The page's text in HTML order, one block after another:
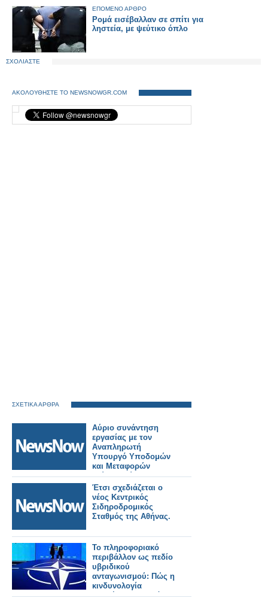
ΕΠΟΜΕΝΟ ΑΡΘΡΟ
Ρομά εισέβαλλαν σε σπίτι για
ληστεία, με ψεύτικο όπλο
ΣΧΟΛΙΑΣΤΕ
ΑΚΟΛΟΥΘΗΣΤΕ ΤΟ NEWSNOWGR.COM
ΣΧΕΤΙΚΑ ΑΡΘΡΑ
Αύριο συνάντηση
εργασίας με τον
Αναπληρωτή
Υπουργό Υποδομών
και Μεταφορών
Γιώργο Κώτσηρα θα
έχει ο Κωνσταντίνος
Γκιουλέκας.
Έτσι σχεδιάζεται ο
νέος Κεντρικός
Σιδηροδρομικός
Σταθμός της Αθήνας.
Το πληροφοριακό
περιβάλλον ως πεδίο
υβριδικού
ανταγωνισμού: Πώς η
κινδυνολογία
επηρέασε τη δημόσια